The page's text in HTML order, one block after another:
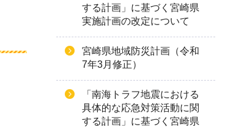
する計画」に基づく宮崎県
実施計画の改定について
宮崎県地域防災計画（令和
7年3月修正）
「南海トラフ地震における
具体的な応急対策活動に関
する計画」に基づく宮崎県